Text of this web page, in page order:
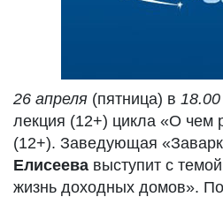
26 апреля (пятница) в 18.00
лекция (12+) цикла «О чем
(12+). Заведующая
Елисеева выступит с
жизнь доходных домов».